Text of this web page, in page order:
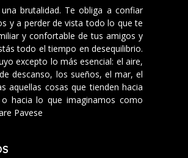
una brutalidad. Te obliga a confiar
y a perder de vista todo lo que te
y confortable de tus amigos y
todo el tiempo en desequilibrio.
excepto lo más esencial: el aire,
descanso, los sueños, el mar, el
aquellas cosas que tienden hacia
hacia lo que imaginamos como
Pavese